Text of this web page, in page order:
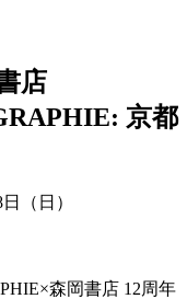
店
京都
（日）​
森岡書店 12周年